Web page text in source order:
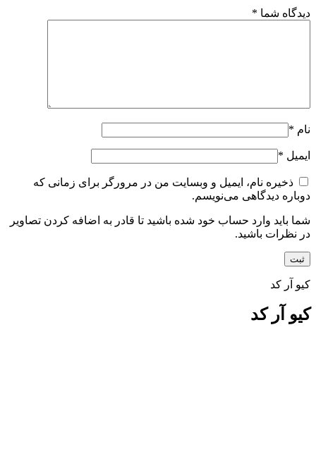
دیدگاه شما *
نام *
ایمیل *
ذخیره نام، ایمیل و وبسایت من در مرورگر برای زمانی که
دوباره دیدگاهی می‌نویسم.
شما باید وارد حساب خود شده باشید تا قادر به اضافه کردن تصاویر
در نظرات باشید.
کیو آر کد
کیو آر کد